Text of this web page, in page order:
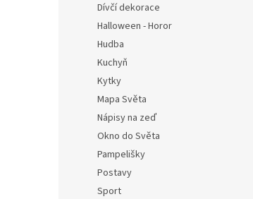
Dívčí dekorace
Halloween - Horor
Hudba
Kuchyň
Kytky
Mapa Světa
Nápisy na zeď
Okno do Světa
Pampelišky
Postavy
Sport